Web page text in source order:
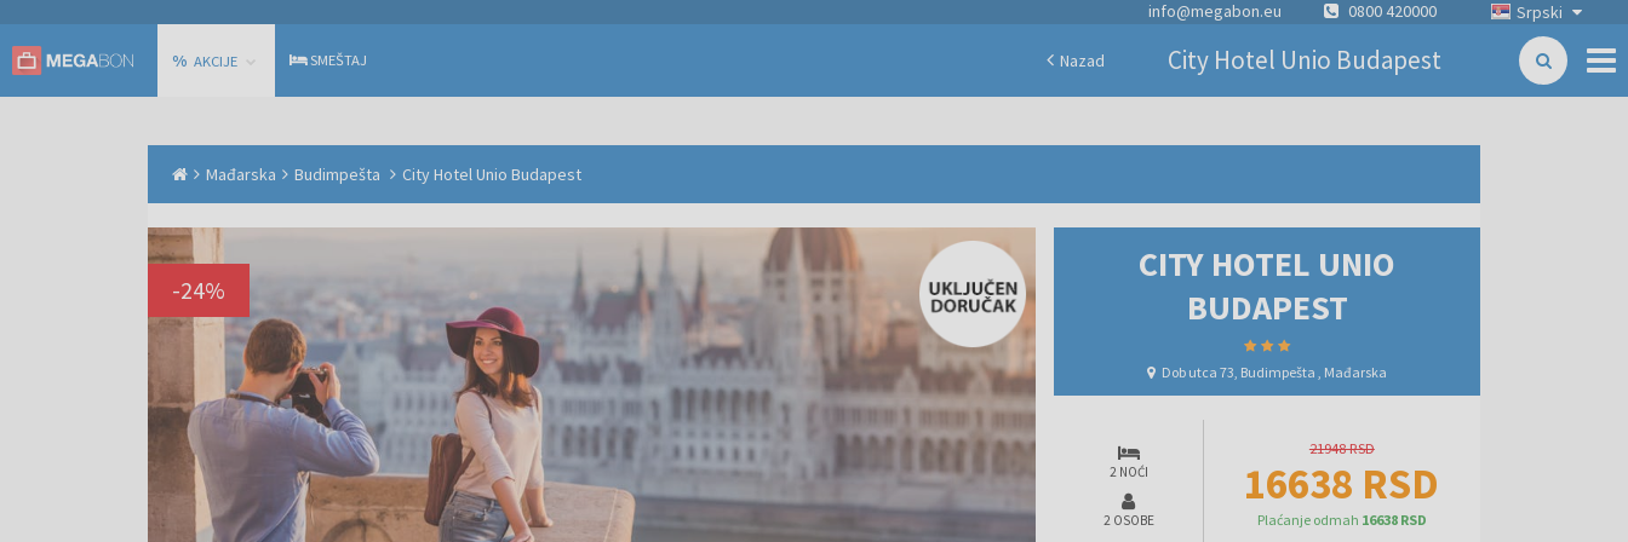
Srpski
info@megabon.eu 0800 420000
% AKCIJE SMEŠTAJ Nazad City Hotel Unio Budapest
Mađarska Budimpešta City Hotel Unio Budapest
CITY HOTEL UNIO
BUDAPEST
Dob utca 73, Budimpešta , Mađarska
2 NOĆI
2 OSOBE
21948 RSD
16638 RSD
Plaćanje odmah 16638 RSD
-24%